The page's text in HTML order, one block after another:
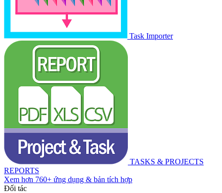
Task Importer
TASKS & PROJECTS
REPORTS
Xem hơn 760+ ứng dụng & bản tích hợp
Đối tác